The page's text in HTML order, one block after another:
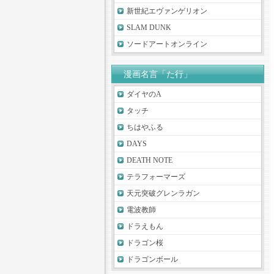
新世紀エヴァンゲリオン
SLAM DUNK
ソードアートオンライン
漫画名言「た行」
ダイヤのA
タッチ
ちはやふる
DAYS
DEATH NOTE
テラフォーマーズ
天元突破グレンラガン
電波教師
ドラえもん
ドラゴン桜
ドラゴンボール